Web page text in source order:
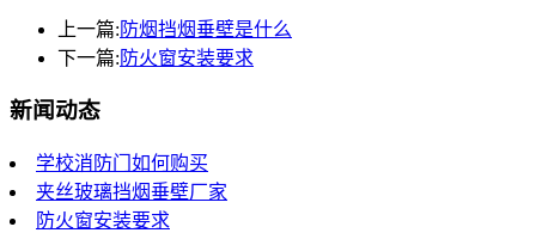
上一篇: 防烟挡烟垂壁是什么
下一篇: 防火窗安装要求
新闻动态
学校消防门如何购买
夹丝玻璃挡烟垂壁厂家
防火窗安装要求